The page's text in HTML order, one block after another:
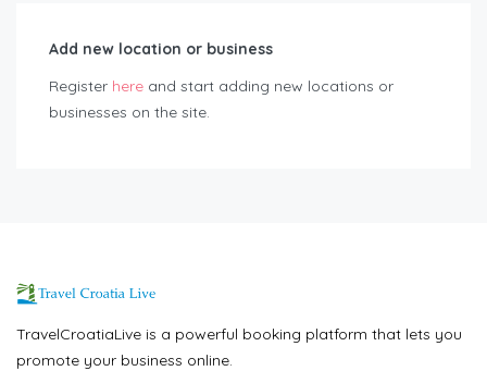
Add new location or business
Register here and start adding new locations or
businesses on the site.
TravelCroatiaLive is a powerful booking platform that lets you
promote your business online.